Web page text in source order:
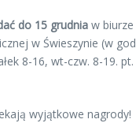
do 15 grudnia w
w Świeszynie (w
8-16, wt-czw. 8-19.
wyjątkowe nagrody!